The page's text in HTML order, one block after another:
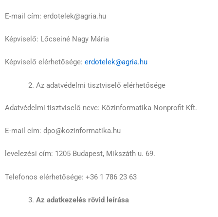
E-mail cím: erdotelek@agria.hu
Képviselő: Lőcseiné Nagy Mária
Képviselő elérhetősége: erdotelek@agria.hu
Az adatvédelmi tisztviselő elérhetősége
Adatvédelmi tisztviselő neve: Közinformatika Nonprofit Kft.
E-mail cím: dpo@kozinformatika.hu
levelezési cím: 1205 Budapest, Mikszáth u. 69.
Telefonos elérhetősége: +36 1 786 23 63
Az adatkezelés rövid leírása